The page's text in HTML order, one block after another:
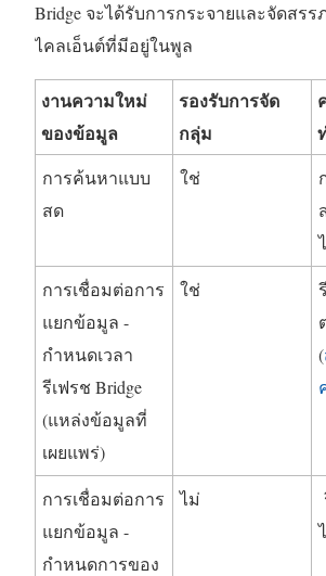
Bridge จะได้รับการกระจายและจัดสร
ไคลเอ็นต์ที่มีอยู่ในพูล
งานความใหม่
ของข้อมูล
รองรับการจัด
กลุ่ม
การค้นหาแบบ
สด
ใช่
การเชื่อมต่อการ
แยกข้อมูล -
กำหนดเวลา
รีเฟรช Bridge
(แหล่งข้อมูลที่
เผยแพร่)
ใช่
(
การเชื่อมต่อการ
แยกข้อมูล -
กำหนดการของ
ไม่